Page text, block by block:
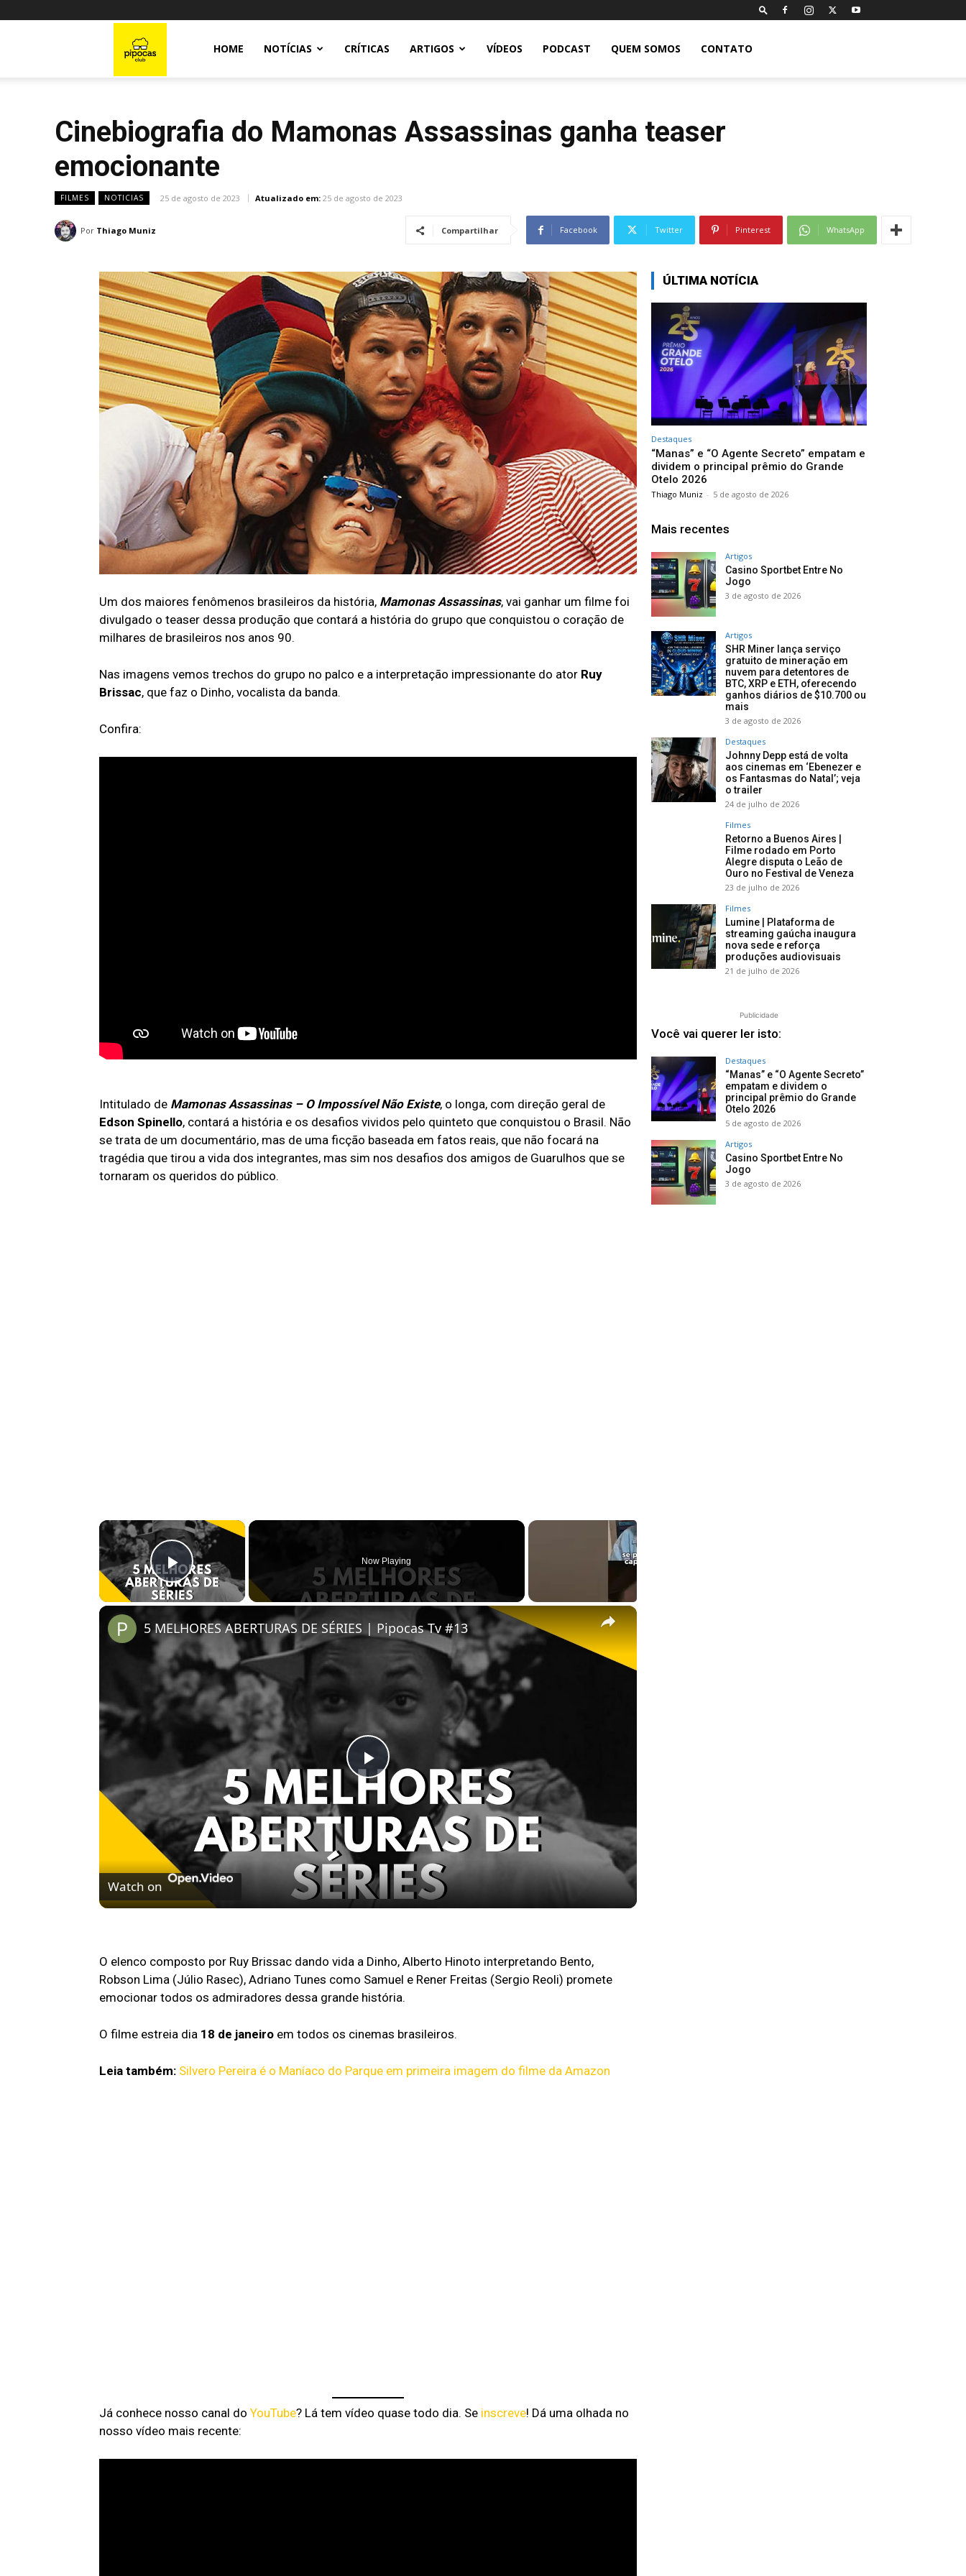
HOME NOTÍCIAS CRÍTICAS ARTIGOS VÍDEOS PODCAST QUEM SOMOS CONTATO
Cinebiografia do Mamonas Assassinas ganha teaser
emocionante
FILMES NOTICIAS 25 de agosto de 2023 Atualizado em: 25 de agosto de 2023
Por Thiago Muniz Compartilhar Facebook Twitter Pinterest WhatsApp
Um dos maiores fenômenos brasileiros da história, Mamonas Assassinas, vai ganhar um filme foi
divulgado o teaser dessa produção que contará a história do grupo que conquistou o coração de
milhares de brasileiros nos anos 90.
Nas imagens vemos trechos do grupo no palco e a interpretação impressionante do ator Ruy
Brissac, que faz o Dinho, vocalista da banda.
Confira:
Intitulado de Mamonas Assassinas – O Impossível Não Existe, o longa, com direção geral de
Edson Spinello, contará a história e os desafios vividos pelo quinteto que conquistou o Brasil. Não
se trata de um documentário, mas de uma ficção baseada em fatos reais, que não focará na
tragédia que tirou a vida dos integrantes, mas sim nos desafios dos amigos de Guarulhos que se
tornaram os queridos do público.
×
Play Video
Now Playing
×
Play
Video
5 MELHORES ABERTURAS DE SÉRIES | Pipocas Tv #13
Watch on
O elenco composto por Ruy Brissac dando vida a Dinho, Alberto Hinoto interpretando Bento,
Robson Lima (Júlio Rasec), Adriano Tunes como Samuel e Rener Freitas (Sergio Reoli) promete
emocionar todos os admiradores dessa grande história.
O filme estreia dia 18 de janeiro em todos os cinemas brasileiros.
Leia também: Silvero Pereira é o Maníaco do Parque em primeira imagem do filme da Amazon
Já conhece nosso canal do YouTube? Lá tem vídeo quase todo dia. Se inscreve! Dá uma olhada no
nosso vídeo mais recente:
ÚLTIMA NOTÍCIA
Destaques
“Manas” e “O Agente Secreto” empatam e
dividem o principal prêmio do Grande
Otelo 2026
Thiago Muniz - 5 de agosto de 2026
Mais recentes
Artigos
Casino Sportbet Entre No
Jogo
3 de agosto de 2026
Artigos
SHR Miner lança serviço
gratuito de mineração em
nuvem para detentores de
BTC, XRP e ETH, oferecendo
ganhos diários de $10.700 ou
mais
3 de agosto de 2026
Destaques
Johnny Depp está de volta
aos cinemas em ‘Ebenezer e
os Fantasmas do Natal’; veja
o trailer
24 de julho de 2026
Filmes
Retorno a Buenos Aires |
Filme rodado em Porto
Alegre disputa o Leão de
Ouro no Festival de Veneza
23 de julho de 2026
Filmes
Lumine | Plataforma de
streaming gaúcha inaugura
nova sede e reforça
produções audiovisuais
21 de julho de 2026
Publicidade
Você vai querer ler isto:
Destaques
“Manas” e “O Agente Secreto”
empatam e dividem o
principal prêmio do Grande
Otelo 2026
5 de agosto de 2026
Artigos
Casino Sportbet Entre No
Jogo
3 de agosto de 2026